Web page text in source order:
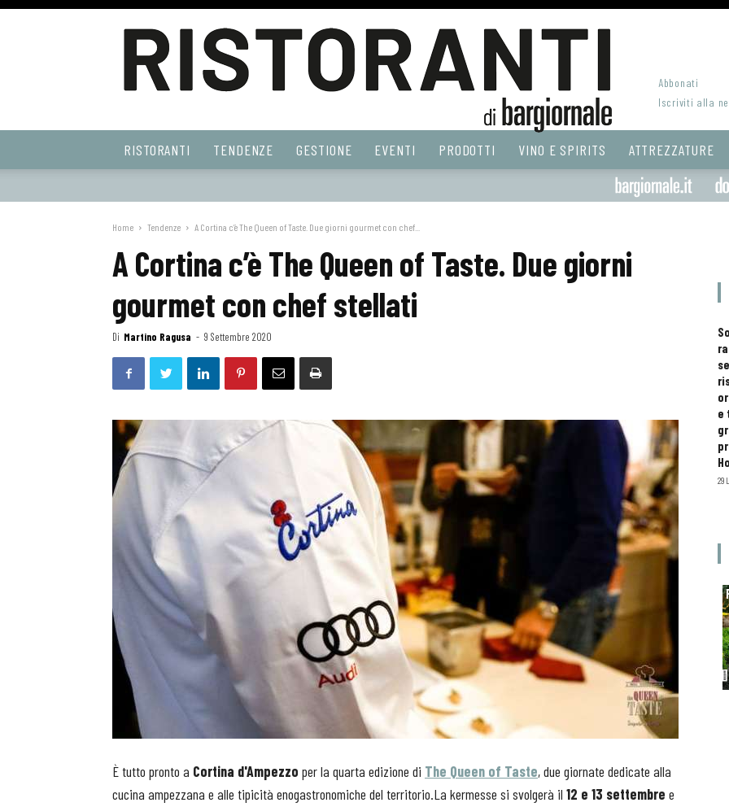
Web
Abbonati
Iscriviti alla
RISTORANTI TENDENZE GESTIONE EVENTI PRODOTTI VINO E SPIRITS ATTREZZATURE
Home Tendenze A Cortina c’è The Queen of Taste. Due giorni gourmet con chef...
A Cortina c’è The Queen of Taste. Due giorni
gourmet con chef stellati
Di Martino Ragusa - 9 Settembre 2020
È tutto pronto a Cortina d'Ampezzo per la quarta edizione di The Queen of Taste, due giornate dedicate alla
cucina ampezzana e alle tipicità enogastronomiche del territorio.La kermesse si svolgerà il 12 e 13 settembre e
e
29